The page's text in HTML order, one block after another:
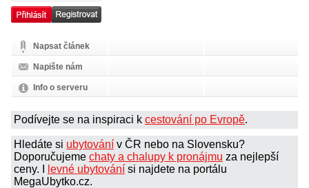
Napsat článek
Napište nám
Info o serveru
Podívejte se na inspiraci k cestování po Evropě.
Hledáte si ubytování v ČR nebo na Slovensku?
Doporučujeme chaty a chalupy k pronájmu za nejlepší
ceny. I
levné ubytování si najdete na portálu
MegaUbytko.cz.